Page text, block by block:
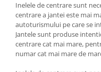
Inelele de centrare sunt
centrare a jantei este mai
autoturismului pe care se
Jantele sunt produse
centrare cat mai mare,
numar cat mai mare de